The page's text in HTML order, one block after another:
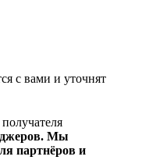
с вами и уточнят
Мы
партнёров и